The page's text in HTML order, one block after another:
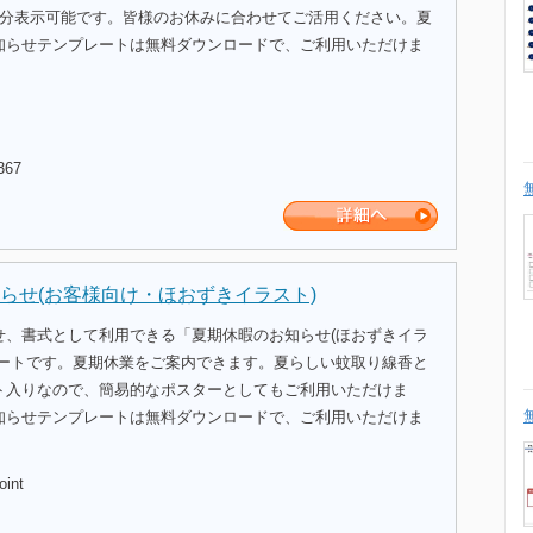
表示可能です。皆様のお休みに合わせてご活用ください。夏
せテンプレートは無料ダウンロードで、ご利用いただけま
せ(お客様向け・ほおずきイラスト)
書式として利用できる「夏期休暇のお知らせ(ほおずきイラ
トです。夏期休業をご案内できます。夏らしい蚊取り線香と
りなので、簡易的なポスターとしてもご利用いただけま
せテンプレートは無料ダウンロードで、ご利用いただけま